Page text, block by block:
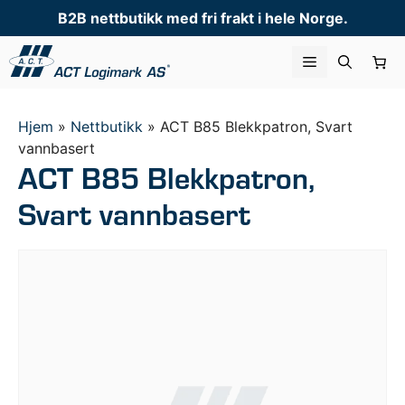
til
innhold
B2B nettbutikk med fri frakt i hele Norge.
Meny
Hjem » Nettbutikk » ACT B85 Blekkpatron, Svart
vannbasert
ACT B85 Blekkpatron,
Svart vannbasert